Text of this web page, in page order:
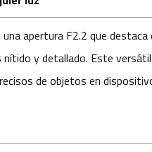
apertura F2.2 que destaca
y detallado. Este
de objetos en